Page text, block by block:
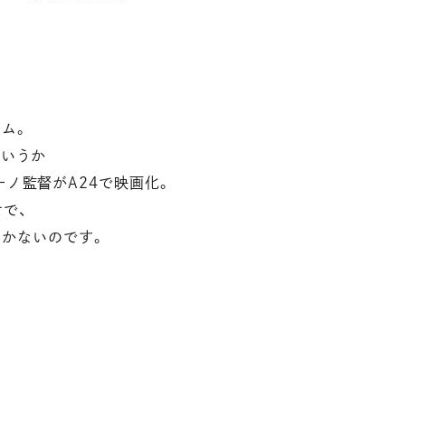
。
うか
ノ監督がA24で映画化。
、
ないのです。